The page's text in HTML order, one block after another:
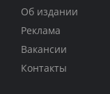
Об издании
Реклама
Вакансии
Контакты